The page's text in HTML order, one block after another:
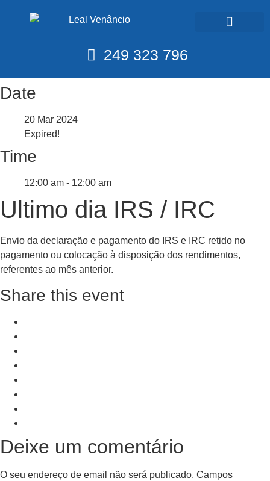
249 323 796
Date
20 Mar 2024
Expired!
Time
12:00 am - 12:00 am
Ultimo dia IRS / IRC
Envio da declaração e pagamento do IRS e IRC retido no
pagamento ou colocação à disposição dos rendimentos,
referentes ao mês anterior.
Share this event
Deixe um comentário
O seu endereço de email não será publicado. Campos